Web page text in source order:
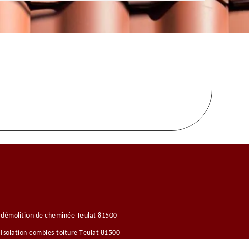
démolition de cheminée Teulat 81500
Isolation combles toiture Teulat 81500